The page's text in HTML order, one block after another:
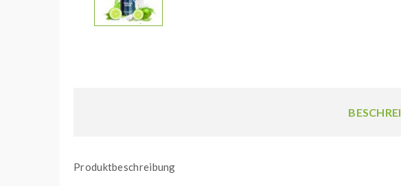
Produktbeschreibung